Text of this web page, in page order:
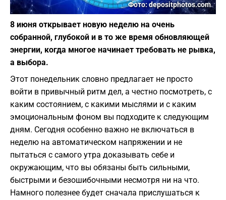
Фото: depositphotos.com
8 июня открывает новую неделю на очень
собранной, глубокой и в то же время обновляющей
энергии, когда многое начинает требовать не рывка,
а выбора.
Этот понедельник словно предлагает не просто
войти в привычный ритм дел, а честно посмотреть, с
каким состоянием, с какими мыслями и с каким
эмоциональным фоном вы подходите к следующим
дням. Сегодня особенно важно не включаться в
неделю на автоматическом напряжении и не
пытаться с самого утра доказывать себе и
окружающим, что вы обязаны быть сильными,
быстрыми и безошибочными несмотря ни на что.
Намного полезнее будет сначала прислушаться к